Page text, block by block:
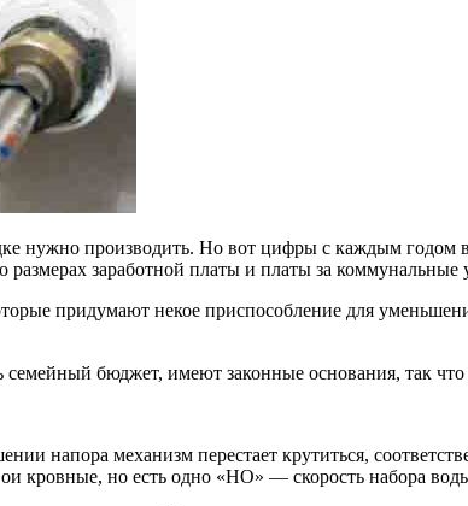
нужно производить. Но вот цифры с каждым годом
заработной платы и платы за коммунальные
придумают некое приспособление для
бюджет, имеют законные основания, так что
напора механизм перестает крутиться,
кровные, но есть одно «НО» — скорость набора